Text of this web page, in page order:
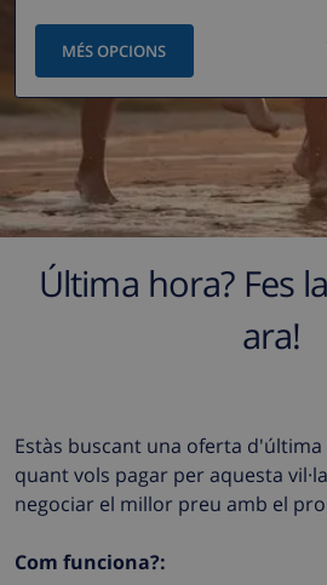
MÉS OPCIONS
Última hora? Fes
ara!
Estàs buscant una oferta
quant vols pagar per aquesta
negociar el millor preu amb el
Com funciona?: